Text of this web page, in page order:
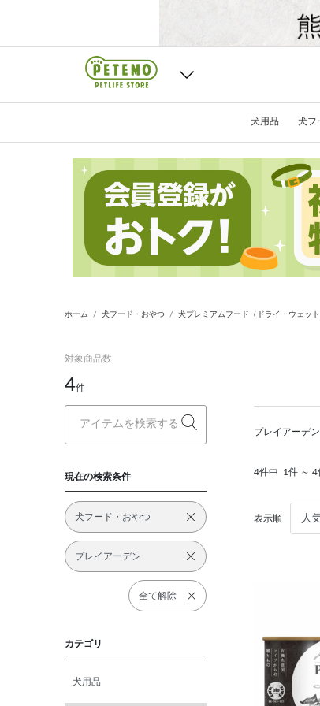
犬用品 犬フ
ホーム 犬フード・おやつ 犬プレミアムフード（ドライ・ウェット
対象商品数
4件
現在の検索条件
犬フード・おやつ
プレイアーデン
全て解除
カテゴリ
犬用品
プレイアーデ
4件中 1件 ～
表示順